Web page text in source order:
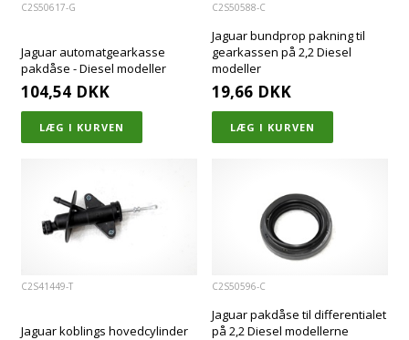
C2S50617-G
Jaguar automatgearkasse
pakdåse - Diesel modeller
104,54 DKK
C2S50588-C
Jaguar bundprop pakning til
gearkassen på 2,2 Diesel
modeller
19,66 DKK
C2S41449-T
Jaguar koblings hovedcylinder
C2S50596-C
Jaguar pakdåse til differentialet
på 2,2 Diesel modellerne